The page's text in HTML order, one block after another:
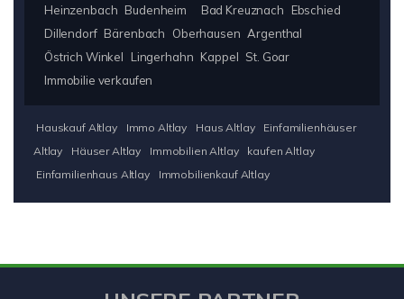
Heinzenbach Budenheim Bad Kreuznach
Ebschied
Dillendorf Bärenbach Oberhausen Argenthal
Östrich Winkel
Lingerhahn Kappel St. Goar
Immobilie verkaufen
Hauskauf Altlay Immo Altlay Haus Altlay
Einfamilienhäuser
Altlay
Häuser Altlay Immobilien Altlay
kaufen Altlay
Einfamilienhaus Altlay
Immobilienkauf Altlay